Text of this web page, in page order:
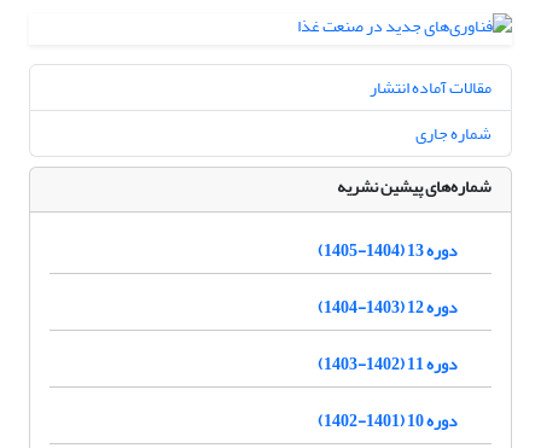
مقالات آماده انتشار
شماره جاری
شماره‌های پیشین نشریه
دوره 13 (1404-1405)
دوره 12 (1403-1404)
دوره 11 (1402-1403)
دوره 10 (1401-1402)